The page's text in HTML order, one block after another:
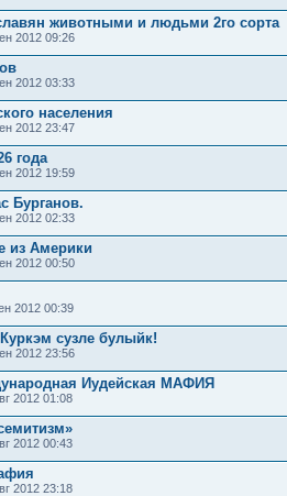
животными и людьми 2го сорта
2012 09:26
2012 03:33
населения
2012 23:47
года
2012 19:59
Бурганов.
2012 02:33
из Америки
2012 00:50
2012 00:39
сузле булыйк!
2012 23:56
Иудейская МАФИЯ
2012 01:08
2012 00:43
2012 23:18